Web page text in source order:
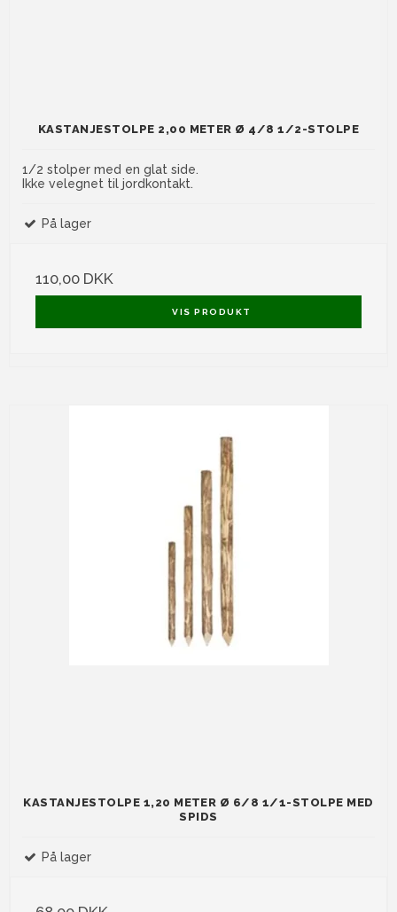
KASTANJESTOLPE 2,00 METER Ø 4/8 1/2-STOLPE
1/2 stolper med en glat side.
Ikke velegnet til jordkontakt.
På lager
110,00 DKK
VIS PRODUKT
KASTANJESTOLPE 1,20 METER Ø 6/8 1/1-STOLPE MED
SPIDS
På lager